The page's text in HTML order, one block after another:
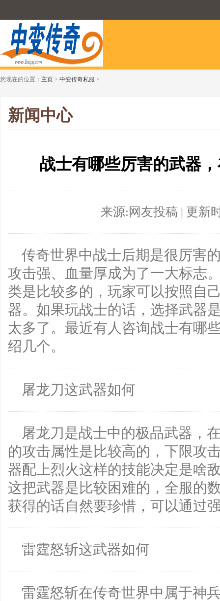
您现在的位置： 主页 > 中变传奇私服 >
新闻中心
战士有哪些厉害的武器
来源:网友投稿 | 更新
传奇世界中战士后期是很厉害
攻击强、血量厚成为了一大标志
类是比较多的，玩家可以按照自
器。如果玩战士的话，选择武器
太多了。最近有人咨询战士有哪
绍几个。
屠龙刀这武器如何
屠龙刀是战士中的极品武器，
的攻击属性是比较高的，下限攻
器配上烈火这样的技能决定是啥
这把武器是比较困难的，全服的
获得的话自然要珍惜，可以通过
雷霆怒斩这武器如何
雷霆怒斩在传奇世界中属于神